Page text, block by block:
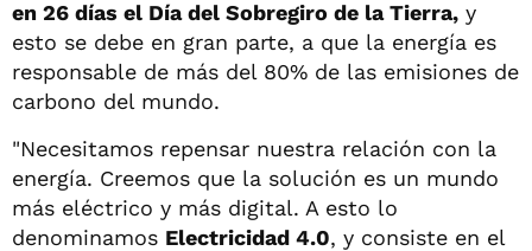
en 26 días el Día del Sobregiro de la Tierra, y
esto se debe en gran parte, a que la energía es
responsable de más del 80% de las emisiones de
carbono del mundo.
"Necesitamos repensar nuestra relación con la
energía. Creemos que la solución es un mundo
más eléctrico y más digital. A esto lo
denominamos Electricidad 4.0, y consiste en el